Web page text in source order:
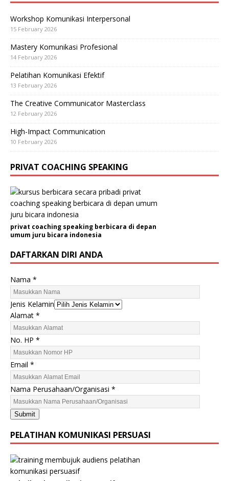
Workshop Komunikasi Interpersonal
15 February 2026
Mastery Komunikasi Profesional
14 February 2026
Pelatihan Komunikasi Efektif
13 February 2026
The Creative Communicator Masterclass
12 February 2026
High-Impact Communication
10 February 2026
PRIVAT COACHING SPEAKING
privat coaching speaking berbicara di depan
umum juru bicara indonesia
DAFTARKAN DIRI ANDA
Nama *
Jenis Kelamin
N
a
m
a
A
l
a
m
a
t
o
Alamat *
No. HP *
Email *
Nama Perusahaan/Organisasi *
Submit
PELATIHAN KOMUNIKASI PERSUASI